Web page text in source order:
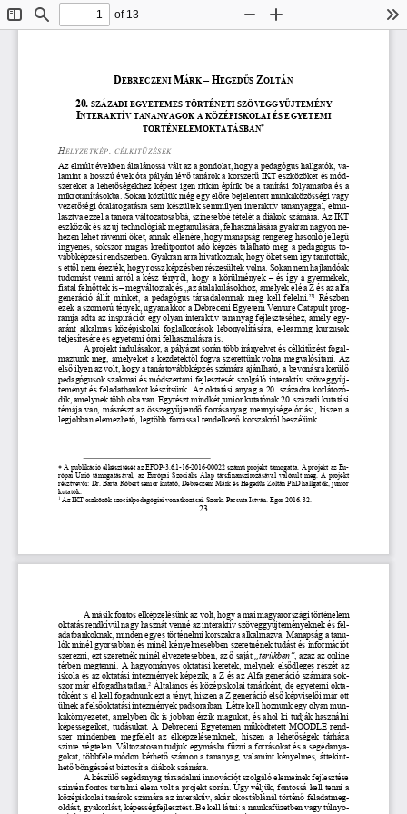
ToggleFind
of 13
Zoom
23
DEBRECZENI MÁRK –HEGEDŰS ZOLTÁN
20. SZÁZADI EGYETEMES TÖRTÉNETI SZÖVEGGYŰJTEMÉNY
INTERAKTÍV TANANYAGOK A KÖZÉPISKOLAI ÉS EGYETEMI
TÖRTÉNELEMOKTATÁSBAN
HELYZETKÉP CÉLKITŰZÉSEK
Az elmúlt években általánossá vált az a gondolat, hogy a pedagógus hallgatók, va-
lamint a hosszú évek óta pályán lévő tanárok a korszerű IKT eszközöket és mód-
szereket a lehetőségekhez képest igen ritkán építik be a tanítási folyamatba és a
mikrotanításokba. Sokan közülük még egy előre bejelentett munkaközösségi vagy
vezetőségi óralátogatásra sem készültek semmilyen interaktív tananyaggal, elmu-
lasztva ezzel a tanóra változatosabbá, színesebbé tételét a diákok számára. Az IKT
eszközök és az új technológiák megtanulására, felhasználására gyakran nagyon ne-
hezen lehet rávenni őket, annak ellenére, hogy manapság rengeteg hasonló jellegű
ingyenes, sokszor magas kreditpontot adó képzés található meg a pedagógus to-
vábbképzési rendszerben. Gyakran arra hivatkoznak, hogy őket sem így tanították,
s ettől nem érezték, hogy rossz képzésben részesültek volna. Sokan nem hajlandóak
tudomást venni arról a kész tényről, hogy a körülmények – és így a gyermekek,
fiatal felnőttek is – megváltoztak és „az átalakulásokhoz, amelyek elé a Z és az alfa
generáció állít minket, a pedagógus társadalomnak meg kell felelni.”1
Részben
ezek a szomorú tények, ugyanakkor a Debreceni Egyetem Venture Catapult prog-
ramja adta az inspirációt egy olyan interaktív tananyag fejlesztéséhez, amely egy-
aránt  alkalmas  középiskolai  foglalkozások  lebonyolítására,  e-learning  kurzusok
teljesítésére és egyetemi órai felhasználásra is.
A projekt indulásakor, a pályázat során több irányelvet és célkitűzést fogal-
maztunk meg, amelyeket a kezdetektől fogva szerettünk volna megvalósítani. Az
első ilyen az volt, hogy a tanártovábbképzés számára ajánlható, a bevonásra kerülő
pedagógusok szakmai és módszertani fejlesztését szolgáló interaktív szöveggyűj-
teményt és feladatbankot készítsünk. Az oktatási anyag a 20. századra korlátozó-
dik, amelynek több oka van. Egyrészt mindkét junior kutatónak 20. századi kutatási
témája van, másrészt az összegyűjtendő forrásanyag mennyisége óriási, hiszen a
legjobban elemezhető, legtöbb forrással rendelkező korszakról beszélünk.
 A publikáció elkészítését az EFOP-3.6.1-16-2016-00022 számú projekt támogatta. A projekt az Eu-
rópai Unió támogatásával, az Európai Szociális Alap társfinanszírozásával valósult meg. A projekt
résztvevői: Dr. Barta Róbert senior kutató, Debreczeni Márk és Hegedüs Zoltán PhD hallgatók, junior
kutatók.
1 Az IKT eszközök szociálpedagógiai vonatkozásai. Szerk. Pacsuta István. Eger 2016. 32.
A másik fontos elképzelésünk az volt, hogy a mai magyarországi történelem
oktatás rendkívül nagy hasznát venné az interaktív szöveggyűjteményeknek és fel-
adatbankoknak, minden egyes történelmi korszakra alkalmazva. Manapság a tanu-
lók minél gyorsabban és minél kényelmesebben szeretnének tudást és információt
szerezni, ezt szeretnék minél élvezetesebben, az ő saját
„terükben”, azaz az online
térben megtenni. A hagyományos oktatási keretek, melynek elsődleges részét az
iskola és az oktatási intézmények képezik, a Z és az Alfa generáció számára sok-
szor már elfogadhatatlan.2 Általános és középiskolai tanárként, de egyetemi okta-
tóként is el kell fogadnunk ezt a tényt, hiszen a Z generáció első képviselői már ott
ülnek a felsőoktatási intézmények padsoraiban. Létre kell hoznunk egy olyan mun-
kakörnyezetet, amelyben ők is jobban érzik magukat, és ahol ki tudják használni
képességeiket, tudásukat. A Debreceni Egyetemen működtetett MOODLE rend-
szer  mindenben  megfelelt  az  elképzeléseinknek,  hiszen  a  lehetőségek  tárháza
szinte végtelen. Változatosan tudjuk egymásba fűzni a forrásokat és a segédanya-
gokat, többféle módon kérhető számon a tananyag, valamint kényelmes, áttekint-
hető böngészést biztosít a diákok számára.
A készülő segédanyag társadalmi innovációt szolgáló elemeinek fejlesztése
szintén fontos tartalmi elem volt a projekt során. Úgy véljük, fontossá kell tenni a
középiskolai tanárok számára az interaktív, akár okostáblánál történő feladatmeg-
oldást, gyakorlást, képességfejlesztést. Be kell látni: a munkafüzetben vagy túlnyo-